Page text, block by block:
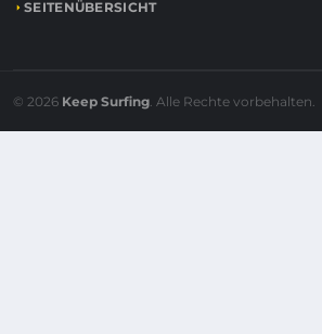
SEITENÜBERSICHT
© 2026 Keep Surfing. Alle Rechte vorbehalten.